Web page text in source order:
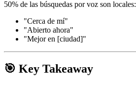
50% de las búsquedas por voz son locales:
"Cerca de mí"
"Abierto ahora"
"Mejor en [ciudad]"
🎯 Key Takeaway